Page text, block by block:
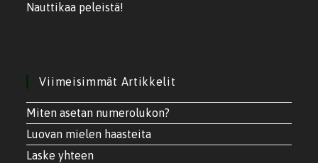
Nauttikaa peleistä!
Viimeisimmät Artikkelit
Miten asetan numerolukon?
Luovan mielen haasteita
Laske yhteen